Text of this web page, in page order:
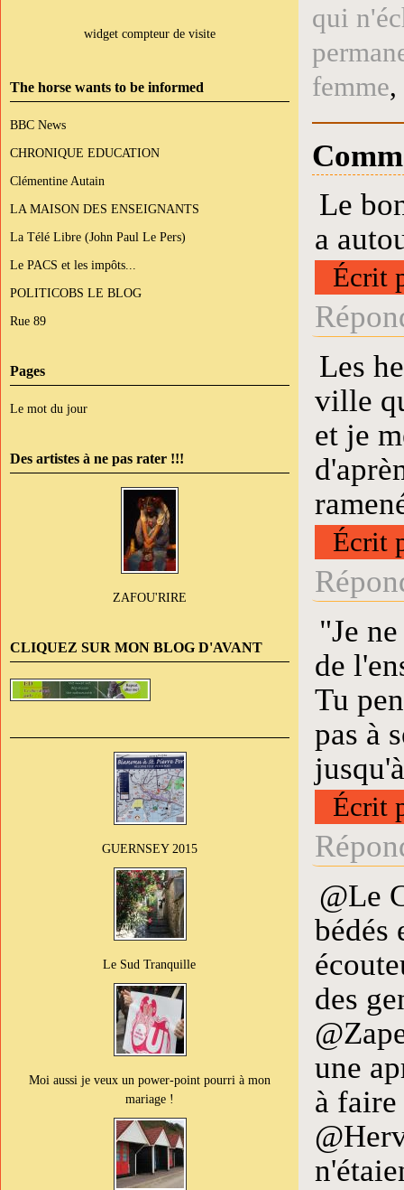
widget compteur de visite
The horse wants to be informed
BBC News
CHRONIQUE EDUCATION
Clémentine Autain
LA MAISON DES ENSEIGNANTS
La Télé Libre (John Paul Le Pers)
Le PACS et les impôts...
POLITICOBS LE BLOG
Rue 89
Pages
Le mot du jour
Des artistes à ne pas rater !!!
ZAFOU'RIRE
CLIQUEZ SUR MON BLOG D'AVANT
GUERNSEY 2015
Le Sud Tranquille
Moi aussi je veux un power-point pourri à mon
mariage !
qui
femme,
Le
a
Écrit
Les
ville
et je
Écrit
"Je
de
Tu
pas à
Écrit
@Le
bédés
des
une
à